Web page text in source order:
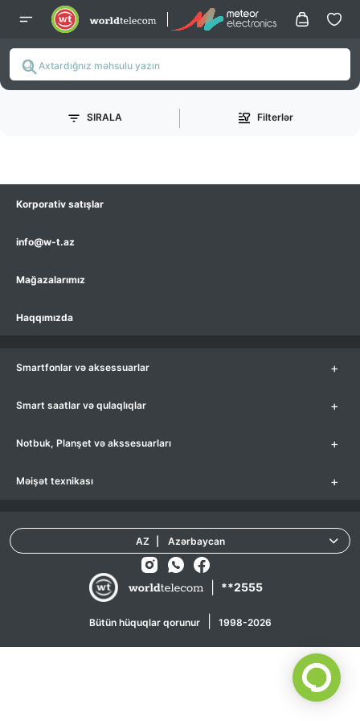
SIRALA Filterlər
Korporativ satışlar
info@w-t.az
Mağazalarımız
Haqqımızda
Smartfonlar və aksessuarlar +
Smart saatlar və qulaqlıqlar +
Notbuk, Planşet və akssesuarları +
Məişət texnikası +
**2555
Bütün hüquqlar qorunur 1998-2026
AZ Azərbaycan